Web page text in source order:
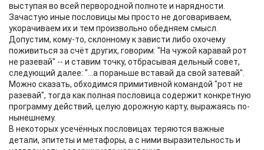
выступая во всей первородной полноте и нарядности.
Зачастую иные пословицы мы просто не договариваем,
укорачиваем их и тем произвольно обедняем смысл.
Допустим, кому-то, склонному к зависти либо охочему
поживиться за счёт других, говорим: "На чужой каравай рот
не разевай" -- и ставим точку, отбрасывая дельный совет,
следующий далее: "...а пораньше вставай да свой затевай".
Можно сказать, обходимся примитивной командой "рот не
разевай", тогда как полная пословица содержит конкретную
программу действий, целую дорожную карту, выражаясь по-
нынешнему.
В некоторых усечённых пословицах теряются важные
детали, эпитеты и метафоры, а с ними выразительность и